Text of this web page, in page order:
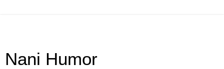
Nani Humor